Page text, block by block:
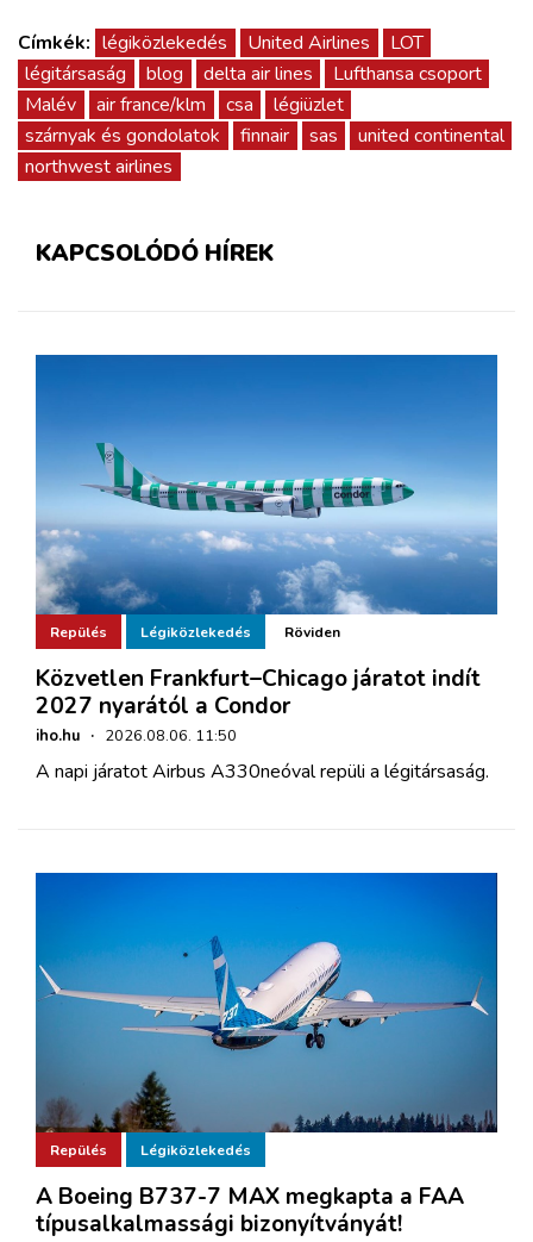
Címkék: légiközlekedés United Airlines
LOT
légitársaság
blog delta air lines
Lufthansa csoport
Malév
air france/klm csa
légiüzlet
szárnyak és gondolatok
finnair sas
united continental
northwest airlines
KAPCSOLÓDÓ HÍREK
Repülés Légiközlekedés Röviden
Közvetlen Frankfurt–Chicago járatot indít
2027 nyarától a Condor
iho.hu · 2026.08.06. 11:50
A napi járatot Airbus A330neóval repüli a légitársaság.
Repülés Légiközlekedés
A Boeing B737-7 MAX megkapta a FAA
típusalkalmassági bizonyítványát!